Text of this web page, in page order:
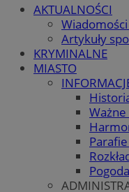
AKTUALNOŚCI
Artykuły
KRYMINALNE
MIASTO